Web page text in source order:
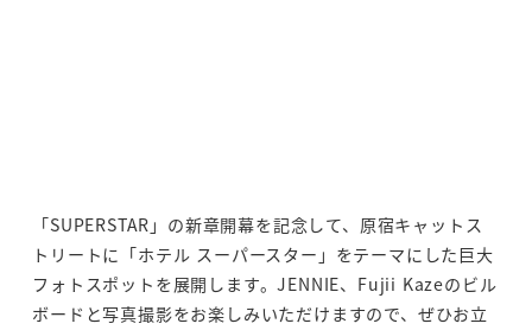
「SUPERSTAR」の新章開幕を記念して、原宿キャットス
トリートに「ホテル スーパースター」をテーマにした巨大
フォトスポットを展開します。JENNIE、Fujii Kazeのビル
ボードと写真撮影をお楽しみいただけますので、ぜひお立